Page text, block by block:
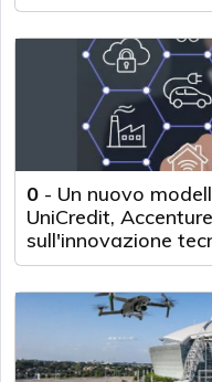
0 - Un nuovo
UniCredit,
sull'innovazione